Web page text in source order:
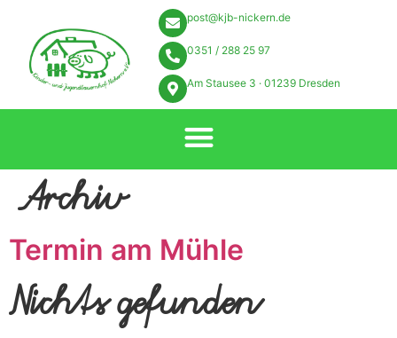
post@kjb-nickern.de
0351 / 288 25 97
Am Stausee 3 · 01239 Dresden
Archiv
Termin am Mühle
Nichts gefunden